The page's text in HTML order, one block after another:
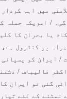
میں اہم
/ امریکہ حملہ
یا بحران کا
/ ایران کو
قالیباف /
گئی تو ایران
نمٹنے کے لئے